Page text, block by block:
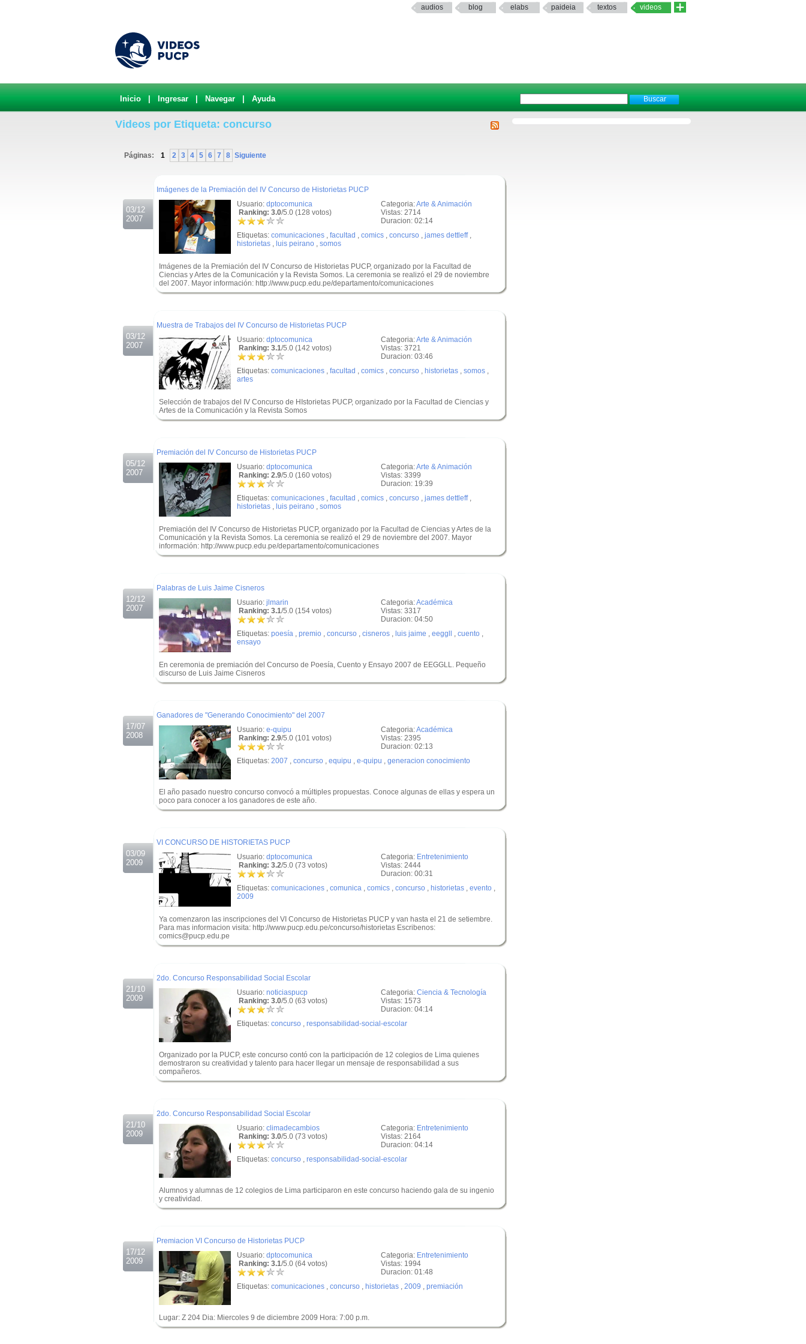
audios blog elabs paideia textos videos
Inicio Ingresar Navegar Ayuda
Videos por Etiqueta: concurso
Páginas: 1 2 3 4 5 6 7 8 Siguiente
03/12
2007
Imágenes de la Premiación del IV Concurso de Historietas PUCP
Categoria:Arte & Animación
Vistas: 2714
Duracion: 02:14
Usuario: dptocomunica
Ranking: 3.0/5.0 (128 votos)
Etiquetas: comunicaciones , facultad , comics , concurso , james dettleff,
historietas , luis peirano , somos
Imágenes de la Premiación del IV Concurso de Historietas PUCP, organizado por la Facultad de
Ciencias y Artes de la Comunicación y la Revista Somos. La ceremonia se realizó el 29 de noviembre
del 2007. Mayor información: http://www.pucp.edu.pe/departamento/comunicaciones
03/12
2007
Muestra de Trabajos del IV Concurso de Historietas PUCP
Categoria:Arte & Animación
Vistas: 3721
Duracion: 03:46
Usuario: dptocomunica
Ranking: 3.1/5.0 (142 votos)
Etiquetas: comunicaciones , facultad , comics , concurso , historietas , somos ,
artes
Selección de trabajos del IV Concurso de HIstorietas PUCP, organizado por la Facultad de Ciencias y
Artes de la Comunicación y la Revista Somos
05/12
2007
Premiación del IV Concurso de Historietas PUCP
Categoria:Arte & Animación
Vistas: 3399
Duracion: 19:39
Usuario: dptocomunica
Ranking: 2.9/5.0 (160 votos)
Etiquetas: comunicaciones , facultad , comics , concurso , james dettleff,
historietas , luis peirano , somos
Premiación del IV Concurso de Historietas PUCP, organizado por la Facultad de Ciencias y Artes de la
Comunicación y la Revista Somos. La ceremonia se realizó el 29 de noviembre del 2007. Mayor
información: http://www.pucp.edu.pe/departamento/comunicaciones
12/12
2007
Palabras de Luis Jaime Cisneros
Categoria:Académica
Vistas: 3317
Duracion: 04:50
Usuario: jlmarin
Ranking: 3.1/5.0 (154 votos)
Etiquetas: poesía , premio , concurso , cisneros , luis jaime , eeggll , cuento ,
ensayo
En ceremonia de premiación del Concurso de Poesía, Cuento y Ensayo 2007 de EEGGLL. Pequeño
discurso de Luis Jaime Cisneros
17/07
2008
Ganadores de "Generando Conocimiento" del 2007
Categoria:Académica
Vistas: 2395
Duracion: 02:13
Usuario: e-quipu
Ranking: 2.9/5.0 (101 votos)
Etiquetas: 2007 , concurso , equipu , e-quipu , generacion conocimiento
El año pasado nuestro concurso convocó a múltiples propuestas. Conoce algunas de ellas y espera un
poco para conocer a los ganadores de este año.
03/09
2009
VI CONCURSO DE HISTORIETAS PUCP
Categoria: Entretenimiento
Vistas: 2444
Duracion: 00:31
Usuario: dptocomunica
Ranking: 3.2/5.0 (73 votos)
Etiquetas: comunicaciones , comunica , comics , concurso , historietas , evento ,
2009
Ya comenzaron las inscripciones del VI Concurso de Historietas PUCP y van hasta el 21 de setiembre.
Para mas informacion visita: http://www.pucp.edu.pe/concurso/historietas Escribenos:
comics@pucp.edu.pe
21/10
2009
2do. Concurso Responsabilidad Social Escolar
Categoria: Ciencia & Tecnología
Vistas: 1573
Duracion: 04:14
Usuario: noticiaspucp
Ranking: 3.0/5.0 (63 votos)
Etiquetas: concurso , responsabilidad-social-escolar
Organizado por la PUCP, este concurso contó con la participación de 12 colegios de Lima quienes
demostraron su creatividad y talento para hacer llegar un mensaje de responsabilidad a sus
compañeros.
21/10
2009
2do. Concurso Responsabilidad Social Escolar
Categoria: Entretenimiento
Vistas: 2164
Duracion: 04:14
Usuario: climadecambios
Ranking: 3.0/5.0 (73 votos)
Etiquetas: concurso , responsabilidad-social-escolar
Alumnos y alumnas de 12 colegios de Lima participaron en este concurso haciendo gala de su ingenio
y creatividad.
17/12
2009
Premiacion VI Concurso de Historietas PUCP
Categoria: Entretenimiento
Vistas: 1994
Duracion: 01:48
Usuario: dptocomunica
Ranking: 3.1/5.0 (64 votos)
Etiquetas: comunicaciones , concurso , historietas , 2009 , premiación
Lugar: Z 204 Dia: Miercoles 9 de diciembre 2009 Hora: 7:00 p.m.